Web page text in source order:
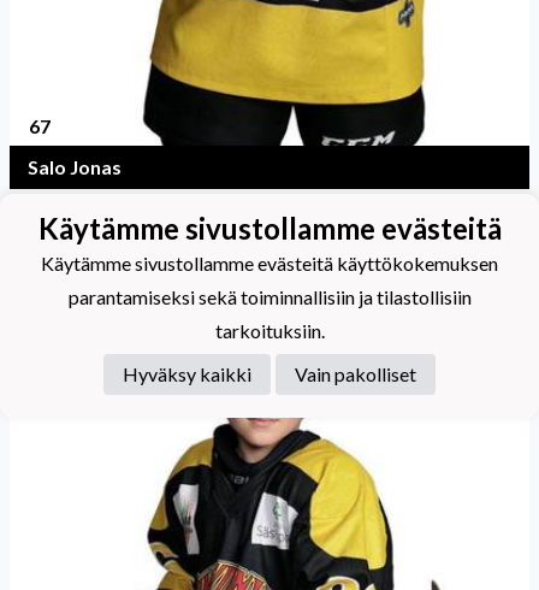
67
Salo Jonas
Käytämme sivustollamme evästeitä
Käytämme sivustollamme evästeitä käyttökokemuksen
parantamiseksi sekä toiminnallisiin ja tilastollisiin
tarkoituksiin.
Hyväksy kaikki
Vain pakolliset